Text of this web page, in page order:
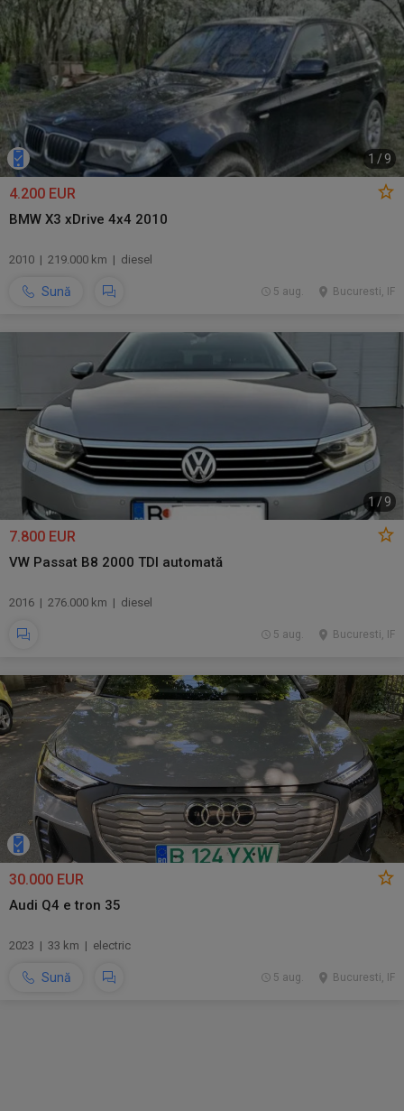
1 / 9
4.200 EUR
BMW X3 xDrive 4x4 2010
2010 | 219.000 km | diesel
Sună Bucuresti, IF
5 aug.
1 / 9
7.800 EUR
VW Passat B8 2000 TDI automată
2016 | 276.000 km | diesel
Bucuresti, IF
5 aug.
30.000 EUR
Audi Q4 e tron 35
2023 | 33 km | electric
Sună Bucuresti, IF
5 aug.